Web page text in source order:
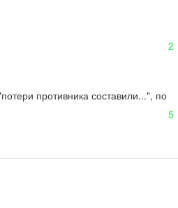
2
противника составили...", по
5